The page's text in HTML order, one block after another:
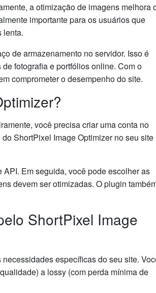
a otimização de imagens melhora
importante para os usuários que
lenta.
de armazenamento no servidor. Isso é
fotografia e portfólios online. Com o
comprometer o desempenho do site.
você precisa criar uma conta no
ShortPixel Image Optimizer no seu site
Em seguida, você pode escolher as
devem ser otimizadas. O plugin
ShortPixel Image
específicas do seu site.
a lossy (com perda mínima de